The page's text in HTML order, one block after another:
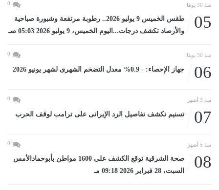
منذ 30 يومًا 0
05
طقس الخميس 9 يوليو 2026.. رطوبة مرتفعة وشبورة صباحية
والأرصاد تكشف درجات...اليوم الخميس، 9 يوليو 2026 05:03 صـ
منذ 30 يومًا 0
06 جهاز الإحصاء: - 0.9% معدل التضخم الشهرى لشهر يونيو 2026
منذ 3 أشهر 0
07 تسنيم تكشف تفاصيل الرد الإيرانى على ترامب لوقف الحرب
منذ 5 أشهر 0
08
صحة الشرقية توقع الكشف على 1600 مواطن بأبوحمادالأمس
السبت، 28 فبراير 2026 09:18 مـ